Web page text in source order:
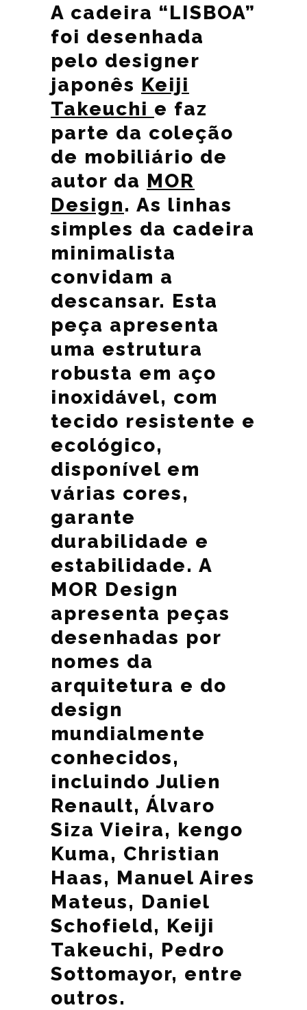
A cadeira “LISBOA”
foi desenhada
pelo designer
japonês Keiji
Takeuchi e faz
parte da coleção
de mobiliário de
autor da MOR
Design. As linhas
simples da cadeira
minimalista
convidam a
descansar. Esta
peça apresenta
uma estrutura
robusta em aço
inoxidável, com
tecido resistente e
ecológico,
disponível em
várias cores,
garante
durabilidade e
estabilidade. A
MOR Design
apresenta peças
desenhadas por
nomes da
arquitetura e do
design
mundialmente
conhecidos,
incluindo Julien
Renault, Álvaro
Siza Vieira, kengo
Kuma, Christian
Haas, Manuel Aires
Mateus, Daniel
Schofield, Keiji
Takeuchi, Pedro
Sottomayor, entre
outros.